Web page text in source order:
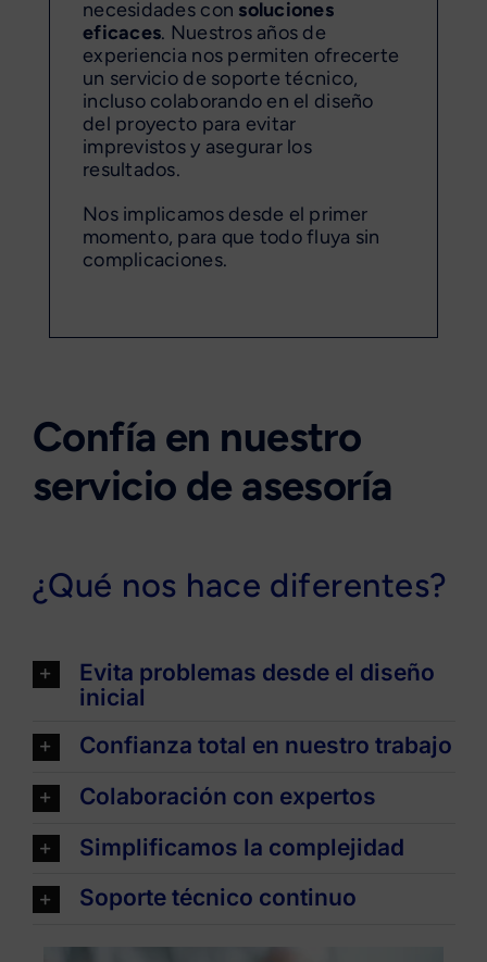
necesidades con soluciones
eficaces. Nuestros años de
experiencia nos permiten ofrecerte
un servicio de soporte técnico,
incluso colaborando en el diseño
del proyecto para evitar
imprevistos y asegurar los
resultados.
Nos implicamos desde el primer
momento, para que todo fluya sin
complicaciones.
Confía en nuestro
servicio de asesoría
¿Qué nos hace diferentes?
Evita problemas desde el diseño
inicial
Confianza total en nuestro trabajo
Colaboración con expertos
Simplificamos la complejidad
Soporte técnico continuo